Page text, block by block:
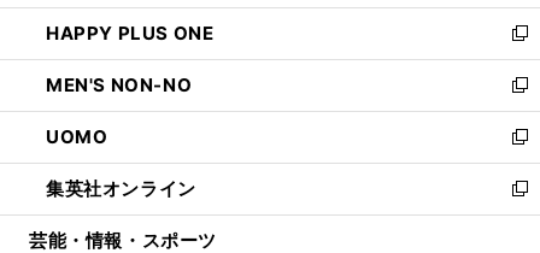
開
く
ウ
で
開
く
ン
ド
ウ
で
開
く
ウ
ィ
ン
ド
ウ
で
開
く
し
い
ウ
ィ
ン
ド
ウ
で
開
HAPPY PLUS ONE
新
し
い
ウ
ィ
ン
ド
ウ
MEN'S NON-NO
新
し
い
ウ
ィ
ン
UOMO
新
し
い
ウ
集英社オンライン
新
し
芸能・情報・スポーツ